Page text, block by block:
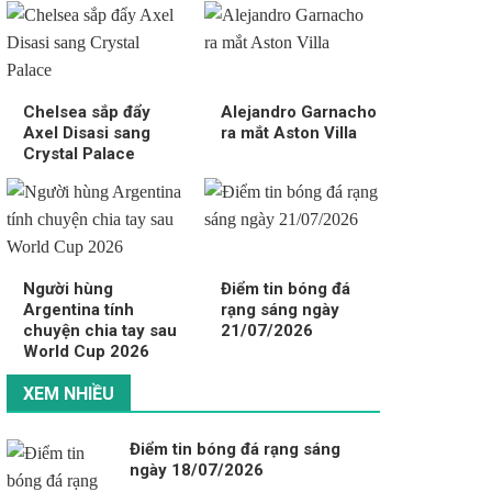
Chelsea sắp đẩy
Axel Disasi sang
Crystal Palace
Alejandro Garnacho
ra mắt Aston Villa
Người hùng
Argentina tính
chuyện chia tay sau
World Cup 2026
Điểm tin bóng đá
rạng sáng ngày
21/07/2026
XEM NHIỀU
Điểm tin bóng đá rạng sáng
ngày 18/07/2026